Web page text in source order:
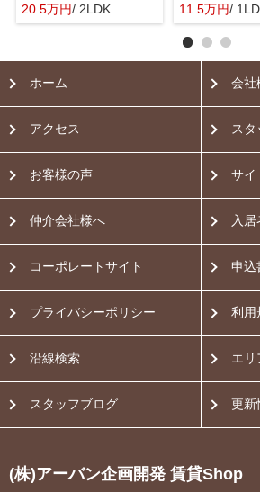
20.5万円/ 2LDK
11.5万円/
ホーム 会社
アクセス スタ
お客様の声 サイ
仲介会社様へ 入
コーポレートサイト 申込
プライバシーポリシー 利用
沿線検索 エリ
スタッフブログ 更新
(株)アーバン企画開発 賃貸Shop